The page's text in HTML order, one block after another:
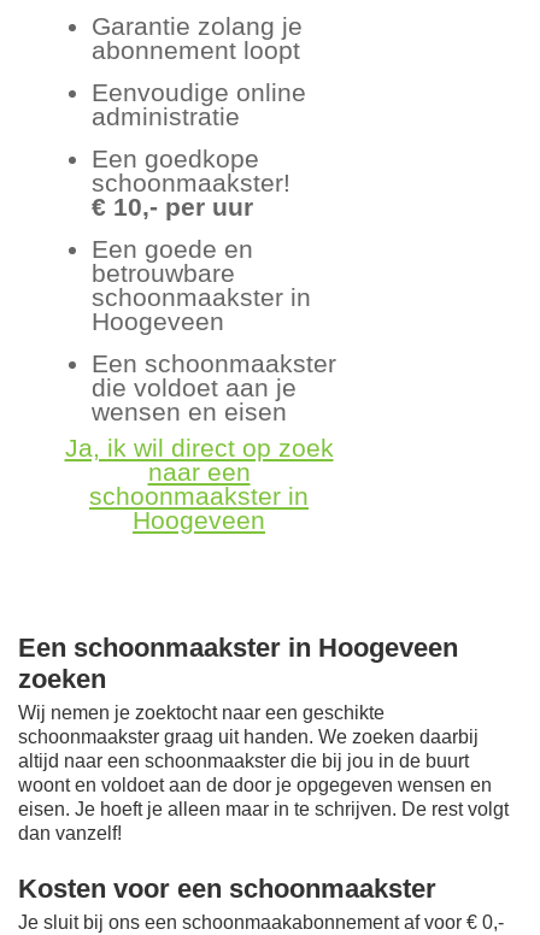
Garantie zolang je
abonnement loopt
Eenvoudige online
administratie
Een goedkope
schoonmaakster!
€ 10,- per uur
Een goede en
betrouwbare
schoonmaakster in
Hoogeveen
Een schoonmaakster
die voldoet aan je
wensen en eisen
Ja, ik wil direct op zoek
naar een
schoonmaakster in
Hoogeveen
Een schoonmaakster in Hoogeveen
zoeken
Wij nemen je zoektocht naar een geschikte
schoonmaakster graag uit handen. We zoeken daarbij
altijd naar een schoonmaakster die bij jou in de buurt
woont en voldoet aan de door je opgegeven wensen en
eisen. Je hoeft je alleen maar in te schrijven. De rest volgt
dan vanzelf!
Kosten voor een schoonmaakster
Je sluit bij ons een schoonmaakabonnement af voor € 0,-